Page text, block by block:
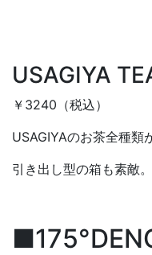
USAGIYA
￥3240（税込）
USAGIYAのお茶全種類
引き出し型の箱も素敵。